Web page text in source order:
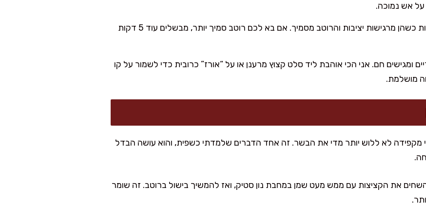
הקציצות מוכנות כשהן מרגישות יציבות והרוטב מסמיך. אם בא לכם רוטב סמיך יותר, מבשלים עוד 5 דקות
ומגישים חם. אני הכי אוהבת ליד סלט קצוץ מרענן או על “אורז” כרובית כדי לשמור על קו
מושלמת.
מקפידה לא ללוש יותר מדי את הבשר. זה אחד הדברים שלמדתי כשפית, והוא עושה הבדל
את הקציצות עם ממש מעט שמן במחבת נון סטיק, ואז להמשיך בישול ברוטב. זה שומר